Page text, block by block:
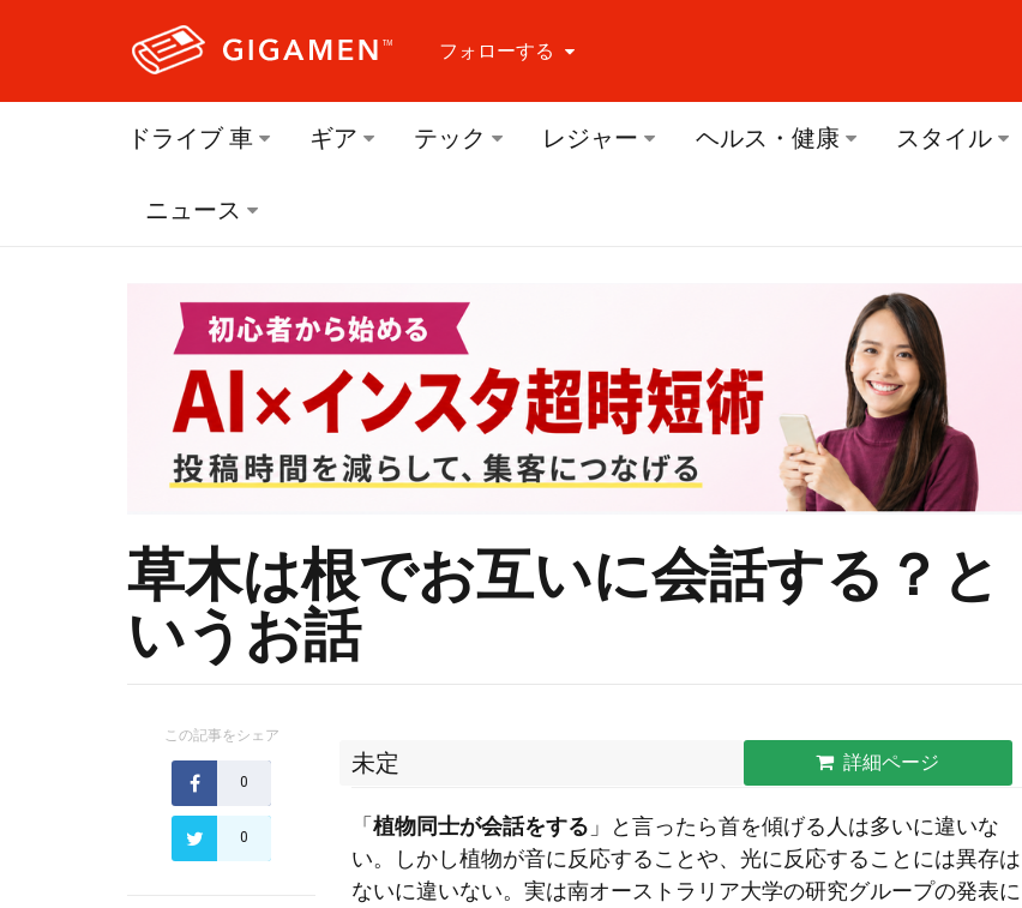
フォローする
フォローする Facebook
ドライブ 車 ギア テック レジャー ヘルス・健康 スタイル
ニュース
草木は根でお互いに会話する？と
いうお話
この記事をシェア
0
0
未定 詳細ページ
「植物同士が会話をする 」と言ったら首を傾げる人は多いに違いな
い。しかし植物が音に反応することや、光に反応することには異存は
ないに違いない。実は南オーストラリア大学の研究グループの発表に